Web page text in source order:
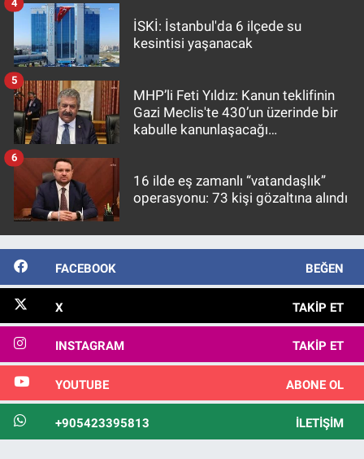
İSKİ: İstanbul'da 6 ilçede su
kesintisi yaşanacak
4
MHP’li Feti Yıldız: Kanun teklifinin
Gazi Meclis'te 430’un üzerinde bir
kabulle kanunlaşacağı
5
16 ilde eş zamanlı “vatandaşlık”
operasyonu: 73 kişi gözaltına alındı
6
FACEBOOK BEĞEN
X TAKIP ET
INSTAGRAM TAKIP ET
YOUTUBE ABONE OL
+905423395813 İLETIŞIM